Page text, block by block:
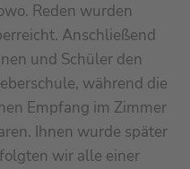
Reden wurden
Anschließend
und Schüler den
während die
Empfang im Zimmer
Ihnen wurde später
wir alle einer